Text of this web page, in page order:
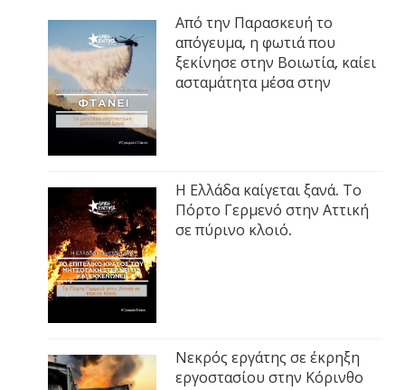
Από την Παρασκευή το
απόγευμα, η φωτιά που
ξεκίνησε στην Βοιωτία, καίει
ασταμάτητα μέσα στην
Η Ελλάδα καίγεται ξανά. Το
Πόρτο Γερμενό στην Αττική
σε πύρινο κλοιό.
Νεκρός εργάτης σε έκρηξη
εργοστασίου στην Κόρινθο